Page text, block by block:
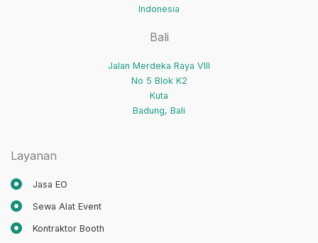
Indonesia
Bali
Jalan Merdeka Raya VIII
No 5 Blok K2
Kuta
Badung, Bali
Layanan
Jasa EO
Sewa Alat Event
Kontraktor Booth